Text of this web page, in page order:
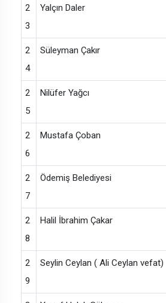
2
3
Yalçın Daler
2
4
Süleyman Çakır
2
5
Nilüfer Yağcı
2
6
Mustafa Çoban
2
7
Ödemiş Belediyesi
2
8
Halil İbrahim Çakar
2
9
Seylin Ceylan ( Ali Ceylan vefat)